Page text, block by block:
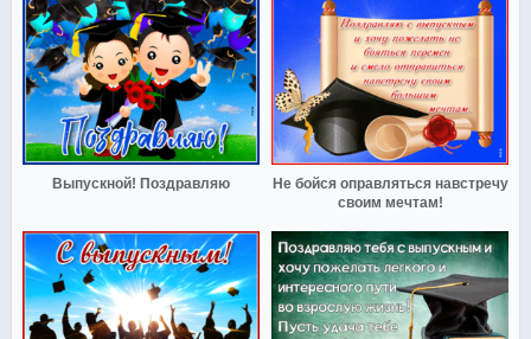
Выпускной! Поздравляю
Не бойся оправляться навстречу
своим мечтам!